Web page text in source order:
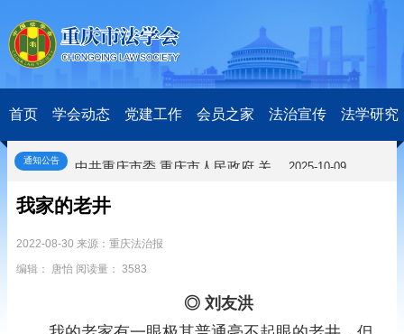
首页 学会动态 党建工作 会员之家 法治宣传 法学研究
通知公告
关于开展第十一届“全国杰出青年法学家”评选表彰活动的通知 2026-03-18
研究阐释党的二十届四中全会和中央全面依法治国工作会议精神专项课题立项公示公告 2026-02-28
第七届“中国—东盟法治论坛”11月20日至22日在渝举办2025-11-18
重庆市法学会数字法学研究会学术年会拟于11月14日召开 2025-10-28
2025-10-09
征稿启事
我家的老井
2022-08-30 来源：重庆法治报
编辑： 唐怡 阅读量： 3583
◎ 刘友洪